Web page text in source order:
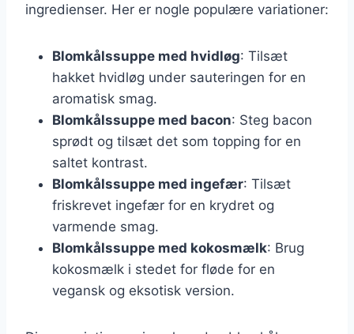
ingredienser. Her er nogle populære variationer:
Blomkålssuppe med hvidløg: Tilsæt
hakket hvidløg under sauteringen for en
aromatisk smag.
Blomkålssuppe med bacon: Steg bacon
sprødt og tilsæt det som topping for en
saltet kontrast.
Blomkålssuppe med ingefær: Tilsæt
friskrevet ingefær for en krydret og
varmende smag.
Blomkålssuppe med kokosmælk: Brug
kokosmælk i stedet for fløde for en
vegansk og eksotisk version.